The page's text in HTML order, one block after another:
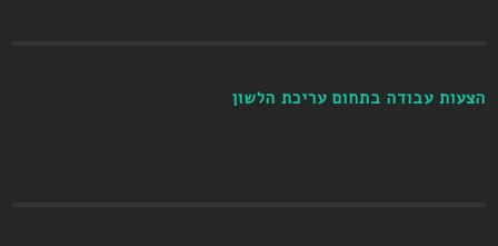
הצעות עבודה בתחום עריכת הלשון